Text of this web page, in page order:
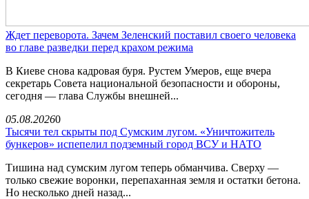
Ждет переворота. Зачем Зеленский поставил своего человека
во главе разведки перед крахом режима
В Киеве снова кадровая буря. Рустем Умеров, еще вчера
секретарь Совета национальной безопасности и обороны,
сегодня — глава Службы внешней...
05.08.20260
Тысячи тел скрыты под Сумским лугом. «Уничтожитель
бункеров» испепелил подземный город ВСУ и НАТО
Тишина над сумским лугом теперь обманчива. Сверху —
только свежие воронки, перепаханная земля и остатки бетона.
Но несколько дней назад...